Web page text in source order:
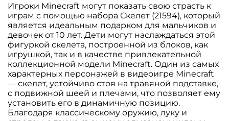
Игроки Minecraft могут показать свою страсть к
играм с помощью набора Скелет (21594), который
является идеальным подарком для мальчиков и
девочек от 10 лет. Дети могут наслаждаться этой
фигуркой скелета, построенной из блоков, как
игрушкой, так и в качестве привлекательной
коллекционной модели Minecraft. Один из самых
характерных персонажей в видеоигре Minecraft
— скелет, устойчиво стоя на травяной подставке,
с подвижной шеей и плечами, что позволяет ему
установить его в динамичную позицию.
Благодаря классическому оружию, луку и